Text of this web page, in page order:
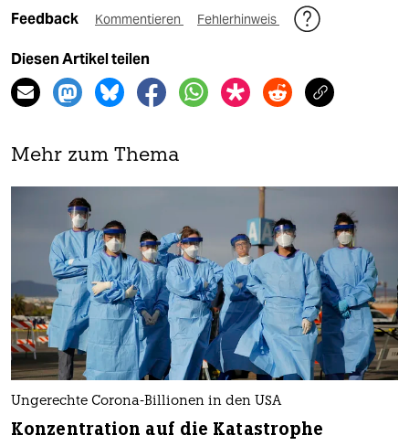
Feedback Kommentieren Fehlerhinweis
Diesen Artikel teilen
Mehr zum Thema
Ungerechte Corona-Billionen in den USA
Konzentration auf die Katastrophe